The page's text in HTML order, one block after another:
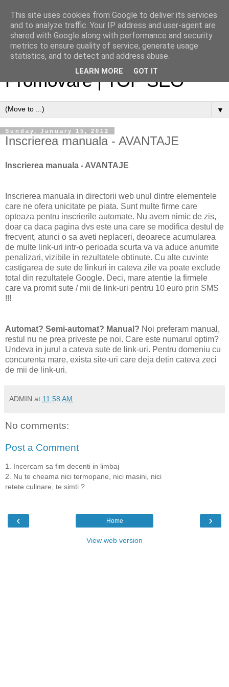
Optimizare site web |
Promovare | TOP SEO
▼
Sunday, January 15, 2012
Inscrierea manuala - AVANTAJE
Inscrierea manuala - AVANTAJE
Inscrierea manuala in directorii web unul dintre elementele
care ne ofera unicitate pe piata. Sunt multe firme care
opteaza pentru inscrierile automate. Nu avem nimic de zis,
doar ca daca pagina dvs este una care se modifica destul de
frecvent, atunci o sa aveti neplaceri, deoarece acumularea
de multe link-uri intr-o perioada scurta va va aduce anumite
penalizari, vizibile in rezultatele obtinute. Cu alte cuvinte
castigarea de sute de linkuri in cateva zile va poate exclude
total din rezultatele Google. Deci, mare atentie la firmele
care va promit sute / mii de link-uri pentru 10 euro prin SMS
!!!
Automat? Semi-automat? Manual? Noi preferam manual,
restul nu ne prea priveste pe noi. Care este numarul optim?
Undeva in jurul a cateva sute de link-uri. Pentru domeniu cu
concurenta mare, exista site-uri care deja detin cateva zeci
de mii de link-uri.
ADMIN at 11:58 AM
No comments:
Post a Comment
1. Incercam sa fim decenti in limbaj
2. Nu te cheama nici termopane, nici masini, nici
retete culinare, te simti ?
‹ ›
Home
View web version
This site uses cookies from Google to deliver its services
and to analyze traffic. Your IP address and user-agent are
shared with Google along with performance and security
metrics to ensure quality of service, generate usage
statistics, and to detect and address abuse.
LEARN MORE GOT IT